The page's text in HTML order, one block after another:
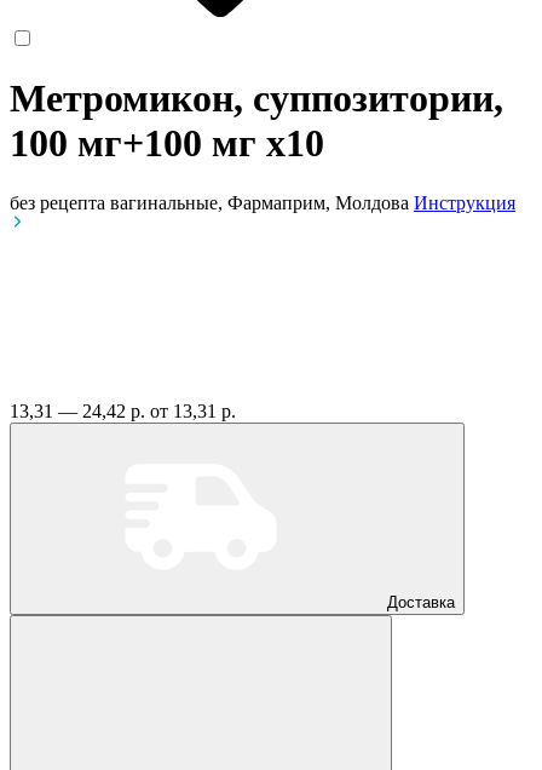
Метромикон, суппозитории,
100 мг+100 мг x10
без рецепта вагинальные, Фармаприм, Молдова Инструкция
13,31 — 24,42 р. от 13,31 р.
Доставка